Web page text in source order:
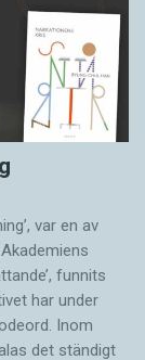
var en av
funnits
har under
Inom
det ständigt